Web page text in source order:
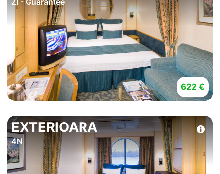
622 €
EXTERIOARA
4N